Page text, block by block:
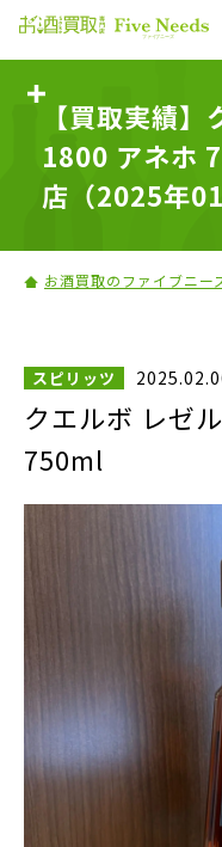
【買取実績
1800 アネホ
店（2025年01
お酒買取のファイブニー
スピリッツ
クエルボ レゼ
750ml